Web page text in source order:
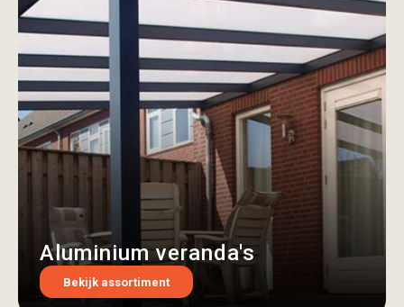
Aluminium veranda's
Bekijk assortiment